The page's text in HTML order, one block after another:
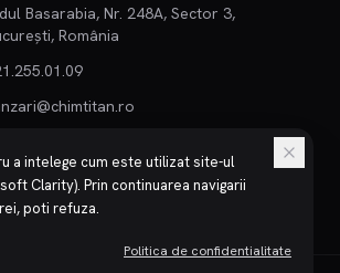
Basarabia, Nr. 248A, Sector 3,
România
a intelege cum este utilizat site-ul
Clarity). Prin continuarea navigarii
poti refuza.
Politica de confidentialitate